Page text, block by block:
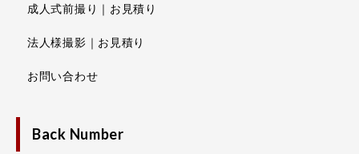
成人式前撮り｜お見積り
法人様撮影｜お見積り
お問い合わせ
Back Number